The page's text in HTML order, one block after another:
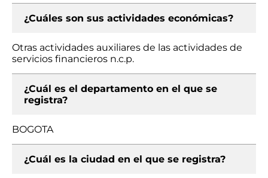
¿Cuáles son sus actividades económicas?
Otras actividades auxiliares de las actividades de
servicios financieros n.c.p.
¿Cuál es el departamento en el que se
registra?
BOGOTA
¿Cuál es la ciudad en el que se registra?